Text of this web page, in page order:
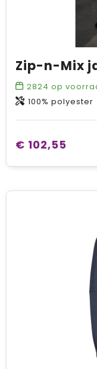
Zip-n-Mix
2824 op
100% polyester
€ 102,55